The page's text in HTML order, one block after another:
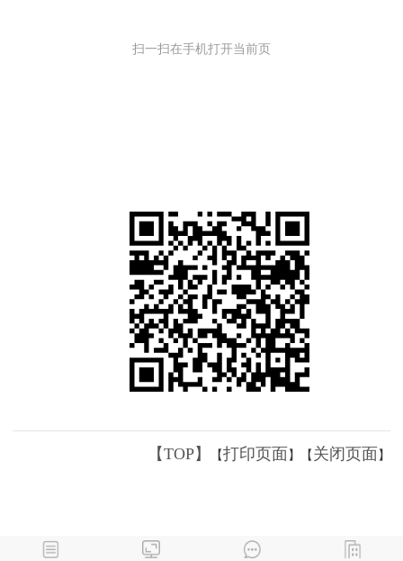
扫一扫在手机打开当前页
【TOP】 【打印页面】【 关闭页面】